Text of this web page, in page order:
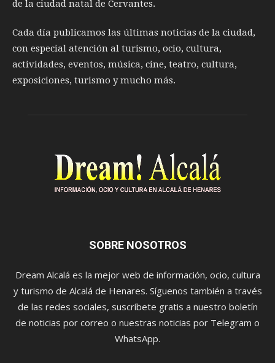
de la ciudad natal de Cervantes.
Cada día publicamos las últimas noticias de la ciudad,
con especial atención al turismo, ocio, cultura,
actividades, eventos, música, cine, teatro, cultura,
exposiciones, turismo y mucho más.
SOBRE NOSOTROS
Dream Alcalá es la mejor web de información, ocio, cultura
y turismo de Alcalá de Henares. Síguenos también a través
de las redes sociales, suscríbete gratis a nuestro boletín
de noticias por correo o nuestras noticias por Telegram o
WhatsApp.